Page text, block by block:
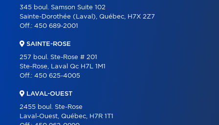
345 boul. Samson Suite 102
Sainte-Dorothée (Laval), Québec, H7X 2Z7
Off.: 450 689-2001
SAINTE-ROSE
257 boul. Ste-Rose # 201
Ste-Rose, Laval Qc H7L 1M1
Off.: 450 625-4005
LAVAL-OUEST
2455 boul. Ste-Rose
Laval-Ouest, Québec, H7R 1T1